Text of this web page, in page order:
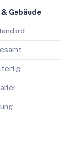
Gebäude